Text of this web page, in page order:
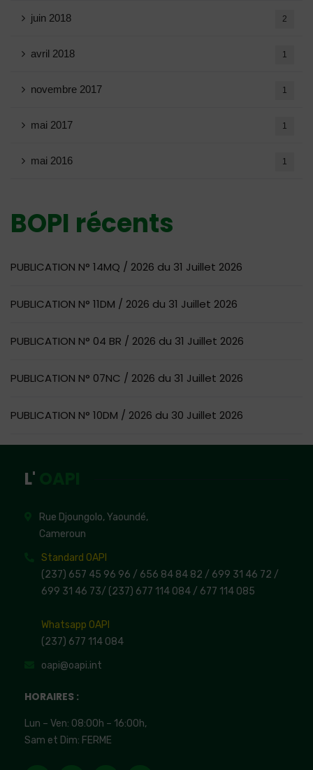
juin 2018 2
avril 2018 1
novembre 2017 1
mai 2017 1
mai 2016 1
BOPI récents
PUBLICATION N° 14MQ / 2026 du 31 Juillet 2026
PUBLICATION N° 11DM / 2026 du 31 Juillet 2026
PUBLICATION N° 04 BR / 2026 du 31 Juillet 2026
PUBLICATION N° 07NC / 2026 du 31 Juillet 2026
PUBLICATION N° 10DM / 2026 du 30 Juillet 2026
L'
Rue Djoungolo, Yaoundé,
Cameroun
Standard OAPI
(237) 657 45 96 96 / 656 84 84 82 / 699 31 46 72 /
699 31 46 73/ (237) 677 114 084 / 677 114 085
Whatsapp OAPI
(237) 677 114 084
oapi@oapi.int
HORAIRES :
Lun – Ven: 08:00h – 16:00h,
Sam et Dim: FERME